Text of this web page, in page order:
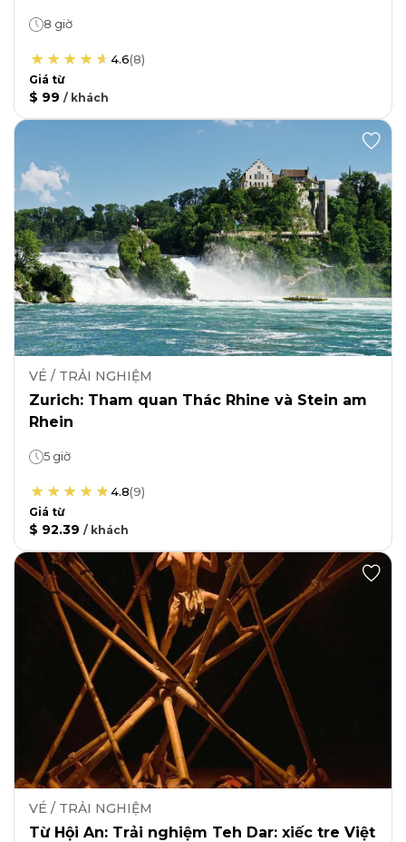
8 giờ
4.6(8)
Giá từ
$ 99 / khách
VÉ / TRẢI NGHIỆM
Zurich: Tham quan Thác Rhine và Stein am
Rhein
5 giờ
4.8(9)
Giá từ
$ 92.39 / khách
VÉ / TRẢI NGHIỆM
Từ Hội An: Trải nghiệm Teh Dar: xiếc tre Việt